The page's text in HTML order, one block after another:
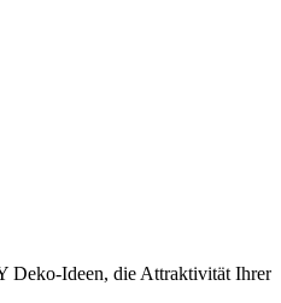
Deko-Ideen, die Attraktivität Ihrer